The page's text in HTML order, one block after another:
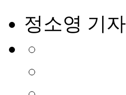
정소영 기자